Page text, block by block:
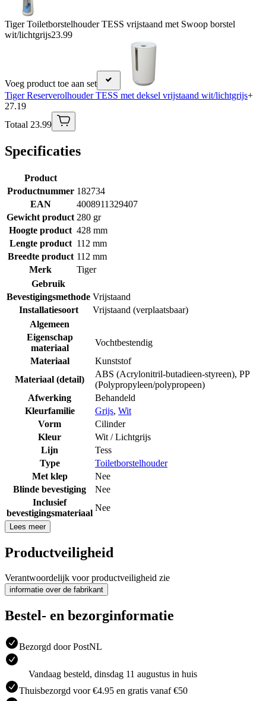
Tiger Toiletborstelhouder TESS vrijstaand met Swoop borstel
wit/lichtgrijs23.99
Voeg product toe aan set
Tiger Reserverolhouder TESS met deksel vrijstaand wit/lichtgrijs+
27.19
Totaal 23.99
Specificaties
Product
Productnummer 182734
EAN
4008911329407
Gewicht product 280 gr
Hoogte product 428 mm
Lengte product 112 mm
Breedte product 112 mm
Merk
Tiger
Gebruik
Bevestigingsmethode Vrijstaand
Installatiesoort
Vrijstaand (verplaatsbaar)
Algemeen
Eigenschap
materiaal
Vochtbestendig
Materiaal
Kunststof
Materiaal (detail)
ABS (Acrylonitril-butadieen-styreen), PP
(Polypropyleen/polypropeen)
Afwerking
Behandeld
Kleurfamilie
Grijs, Wit
Vorm
Cilinder
Kleur
Wit / Lichtgrijs
Lijn
Tess
Type
Toiletborstelhouder
Met klep
Nee
Blinde bevestiging
Nee
Inclusief
bevestigingsmateriaal
Nee
Lees meer
Productveiligheid
Verantwoordelijk voor productveiligheid zie
informatie over de fabrikant
Bestel- en bezorginformatie
Bezorgd door PostNL
Vandaag besteld, dinsdag 11 augustus in huis
Thuisbezorgd voor €4.95 en gratis vanaf €50